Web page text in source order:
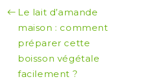
Le lait d’amande
maison : comment
préparer cette
boisson végétale
facilement ?